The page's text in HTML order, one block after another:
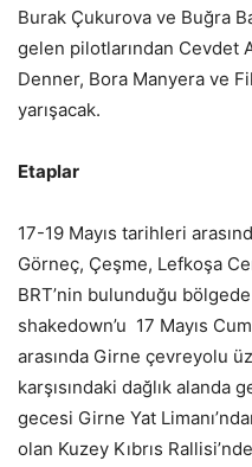
Burak Çukurova ve Buğra
gelen pilotlarından Cevdet
Denner, Bora Manyera ve
yarışacak.
Etaplar
17-19 Mayıs tarihleri
Görneç, Çeşme, Lefkoşa
BRT’nin bulunduğu
shakedown’u 17 Mayıs
arasında Girne çevreyolu
karşısındaki dağlık alanda
gecesi Girne Yat
olan Kuzey Kıbrıs